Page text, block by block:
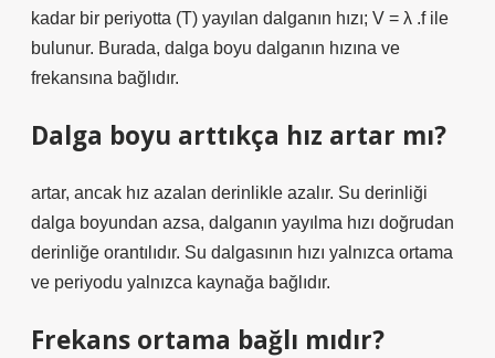
kadar bir periyotta (T) yayılan dalganın hızı; V = λ .f ile
bulunur. Burada, dalga boyu dalganın hızına ve
frekansına bağlıdır.
Dalga boyu arttıkça hız artar mı?
artar, ancak hız azalan derinlikle azalır. Su derinliği
dalga boyundan azsa, dalganın yayılma hızı doğrudan
derinliğe orantılıdır. Su dalgasının hızı yalnızca ortama
ve periyodu yalnızca kaynağa bağlıdır.
Frekans ortama bağlı mıdır?